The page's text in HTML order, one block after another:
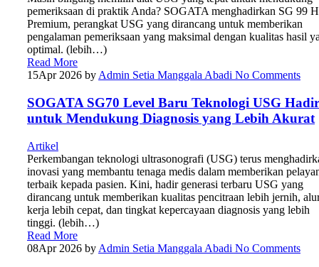
pemeriksaan di praktik Anda? SOGATA menghadirkan SG 99
Premium, perangkat USG yang dirancang untuk memberikan
pengalaman pemeriksaan yang maksimal dengan kualitas hasil
optimal. (lebih…)
Read More
15Apr 2026 by Admin Setia Manggala Abadi No Comments
SOGATA SG70 Level Baru Teknologi USG Hadir
untuk Mendukung Diagnosis yang Lebih Akurat
Artikel
Perkembangan teknologi ultrasonografi (USG) terus
inovasi yang membantu tenaga medis dalam memberikan
terbaik kepada pasien. Kini, hadir generasi terbaru USG yang
dirancang untuk memberikan kualitas pencitraan lebih jernih,
kerja lebih cepat, dan tingkat kepercayaan diagnosis yang lebih
tinggi. (lebih…)
Read More
08Apr 2026 by Admin Setia Manggala Abadi No Comments